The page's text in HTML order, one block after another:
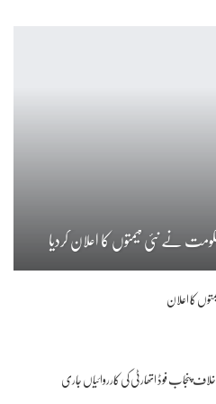
نے نئی قیمتوں کا اعلان کردیا
کا اعلان
پنجاب فوڈ اتھارٹی کی کارروائیاں جاری